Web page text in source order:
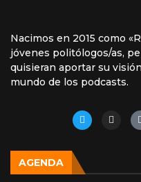
Nacimos en 2015 como
jóvenes politólogos/as,
quisieran aportar su
mundo de los podcasts.
AGENDA